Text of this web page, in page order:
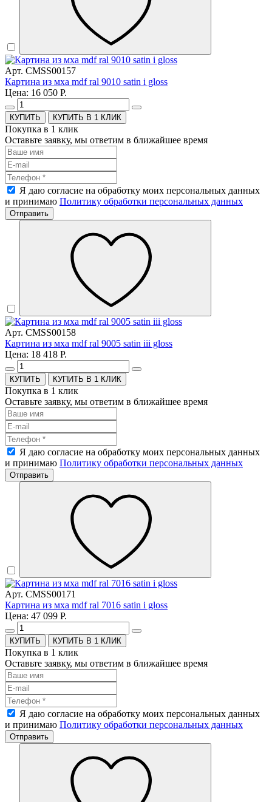
Арт. CMSS00157
Картина из мха mdf ral 9010 satin i gloss
Цена: 16 050 Р.
КУПИТЬ В 1 КЛИК
Покупка в 1 клик
Оставьте заявку, мы ответим в ближайшее время
Я даю согласие на обработку моих персональных данных
и принимаю Политику обработки персональных данных
Отправить
Арт. CMSS00158
Картина из мха mdf ral 9005 satin iii gloss
Цена: 18 418 Р.
КУПИТЬ В 1 КЛИК
Покупка в 1 клик
Оставьте заявку, мы ответим в ближайшее время
Я даю согласие на обработку моих персональных данных
и принимаю Политику обработки персональных данных
Отправить
Арт. CMSS00171
Картина из мха mdf ral 7016 satin i gloss
Цена: 47 099 Р.
КУПИТЬ В 1 КЛИК
Покупка в 1 клик
Оставьте заявку, мы ответим в ближайшее время
Я даю согласие на обработку моих персональных данных
и принимаю Политику обработки персональных данных
Отправить